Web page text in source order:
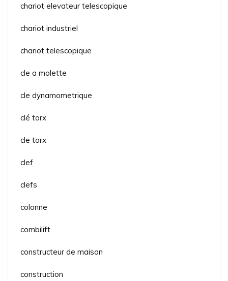
chariot elevateur telescopique
chariot industriel
chariot telescopique
cle a molette
cle dynamometrique
clé torx
cle torx
clef
clefs
colonne
combilift
constructeur de maison
construction